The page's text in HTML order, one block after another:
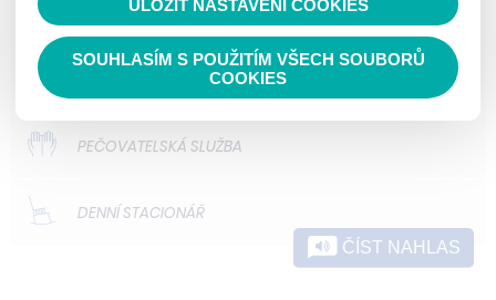
ODLEHČOVACÍ SLUŽBY
DOMOVY PRO OSOBY SE ZDRAVOTNÍM
PEČOVATELSKÁ SLUŽBA
DENNÍ STACIONÁŘ
ČÍST NAHLAS
ULOŽIT NASTAVENÍ COOKIES
SOUHLASÍM S POUŽITÍM VŠECH SOUBORŮ
COOKIES